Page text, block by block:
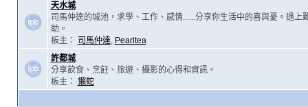
天水城
司馬仲達的城池，求學、工作、感情......分享你生活中的喜與憂。遇上
助。
板主：
司馬仲達, Pearltea
許都城
分享飲食、烹飪、旅遊、攝影的心得和資訊。
板主： 懶蛇